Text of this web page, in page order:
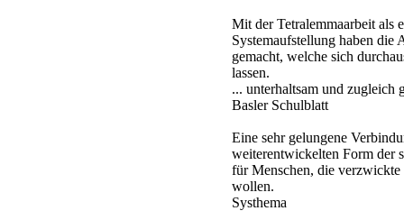
Mit der Tetralemmaarbeit als
Systemaufstellung haben die
gemacht, welche sich
lassen.
... unterhaltsam und zugleich
Basler Schulblatt
Eine sehr gelungene
weiterentwickelten Form der
für Menschen, die
wollen.
Systhema